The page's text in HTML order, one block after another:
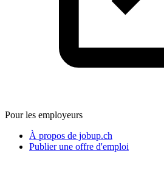
Pour les employeurs
À propos de jobup.ch
Publier une offre d'emploi